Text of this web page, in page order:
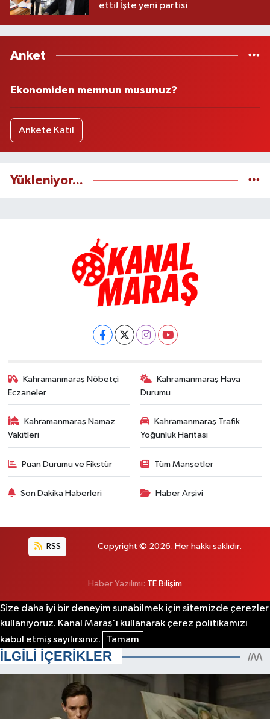
etti! İşte yeni partisi
Anket
Ekonomiden memnun musunuz?
Ankete Katıl
Yükleniyor...
Kahramanmaraş Nöbetçi
Eczaneler
Kahramanmaraş Hava
Durumu
Kahramanmaraş Namaz
Vakitleri
Kahramanmaraş Trafik
Yoğunluk Haritası
Puan Durumu ve Fikstür Tüm Manşetler
Son Dakika Haberleri Haber Arşivi
RSS Copyright © 2026. Her hakkı saklıdır.
Haber Yazılımı: TE Bilişim
Size daha iyi bir deneyim sunabilmek için sitemizde çerezler
kullanıyoruz. Kanal Maraş'ı kullanarak çerez politikamızı
kabul etmiş sayılırsınız.
Tamam